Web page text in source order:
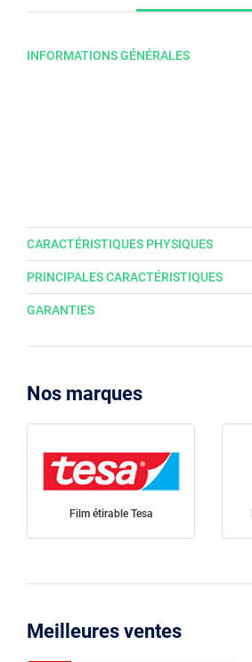
INFORMATIONS GÉNÉRALES
CARACTÉRISTIQUES PHYSIQUES
PRINCIPALES CARACTÉRISTIQUES
GARANTIES
Nos marques
Film étirable Tesa
Meilleures ventes